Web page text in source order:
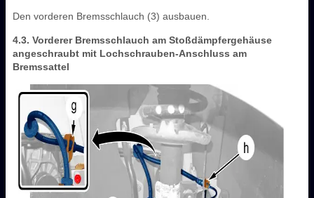
Den vorderen Bremsschlauch (3) ausbauen.
4.3. Vorderer Bremsschlauch am Stoßdämpfergehäuse
angeschraubt mit Lochschrauben-Anschluss am
Bremssattel